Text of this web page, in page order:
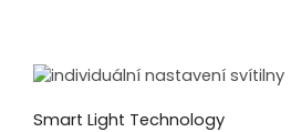
Smart Light Technology